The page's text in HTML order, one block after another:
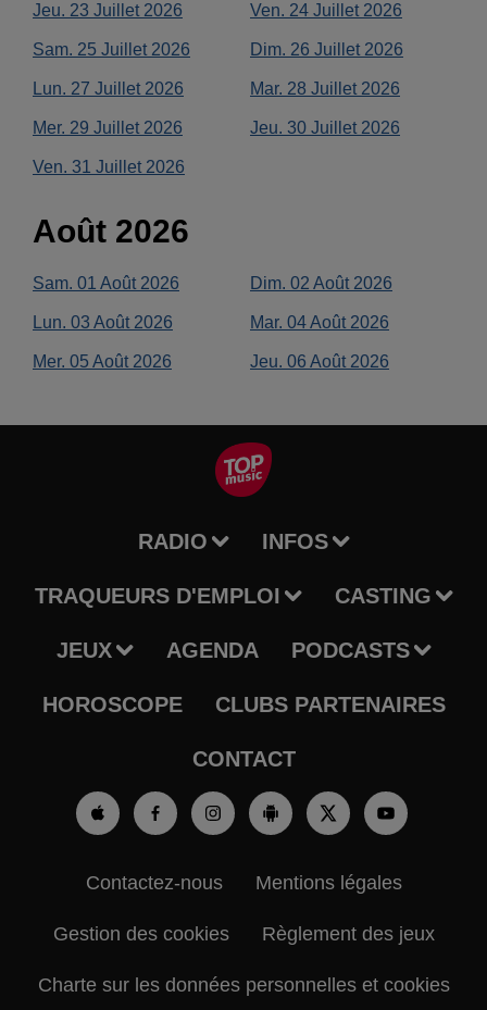
Jeu. 23 Juillet 2026 Ven. 24 Juillet 2026
Sam. 25 Juillet 2026 Dim. 26 Juillet 2026
Lun. 27 Juillet 2026 Mar. 28 Juillet 2026
Mer. 29 Juillet 2026 Jeu. 30 Juillet 2026
Ven. 31 Juillet 2026
Août 2026
Sam. 01 Août 2026 Dim. 02 Août 2026
Lun. 03 Août 2026 Mar. 04Août 2026
Mer. 05 Août 2026 Jeu. 06 Août 2026
RADIO INFOS
TRAQUEURS D'EMPLOI CASTING
JEUX AGENDA PODCASTS
HOROSCOPE CLUBS PARTENAIRES
CONTACT
Contactez-nous Mentions légales
Gestion des cookies Règlement des jeux
Charte sur les données personnelles et cookies